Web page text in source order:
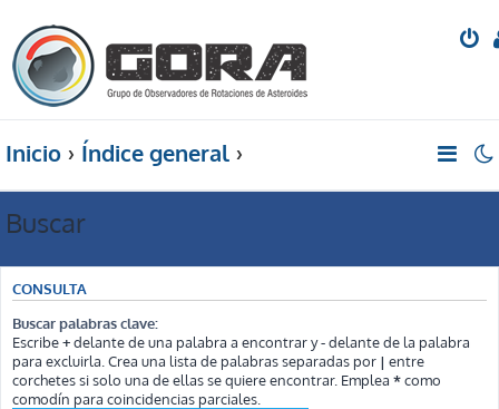
Inicio Índice general
Buscar
CONSULTA
Buscar palabras clave:
Escribe+delante de una palabra a encontrar y-delante de la palabra
para excluirla. Crea una lista de palabras separadas por | entre
corchetes si solo una de ellas se quiere encontrar. Emplea *como
comodín para coincidencias parciales.